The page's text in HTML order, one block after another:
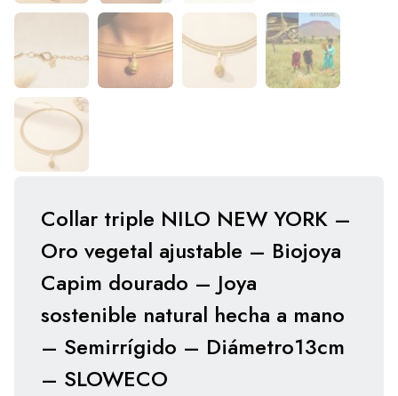
Collar triple NILO NEW YORK –
Oro vegetal ajustable – Biojoya
Capim dourado – Joya
sostenible natural hecha a mano
– Semirrígido – Diámetro13cm
– SLOWECO